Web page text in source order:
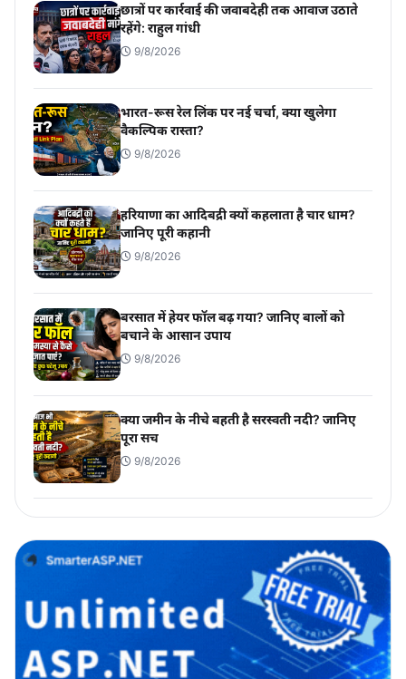
छात्रों पर कार्रवाई की जवाबदेही तक आवाज उठाते
रहेंगे: राहुल गांधी
9/8/2026
भारत-रूस रेल लिंक पर नई चर्चा, क्या खुलेगा
वैकल्पिक रास्ता?
9/8/2026
हरियाणा का आदिबद्री क्यों कहलाता है चार धाम?
जानिए पूरी कहानी
9/8/2026
बरसात में हेयर फॉल बढ़ गया? जानिए बालों को
बचाने के आसान उपाय
9/8/2026
क्या जमीन के नीचे बहती है सरस्वती नदी? जानिए
पूरा सच
9/8/2026